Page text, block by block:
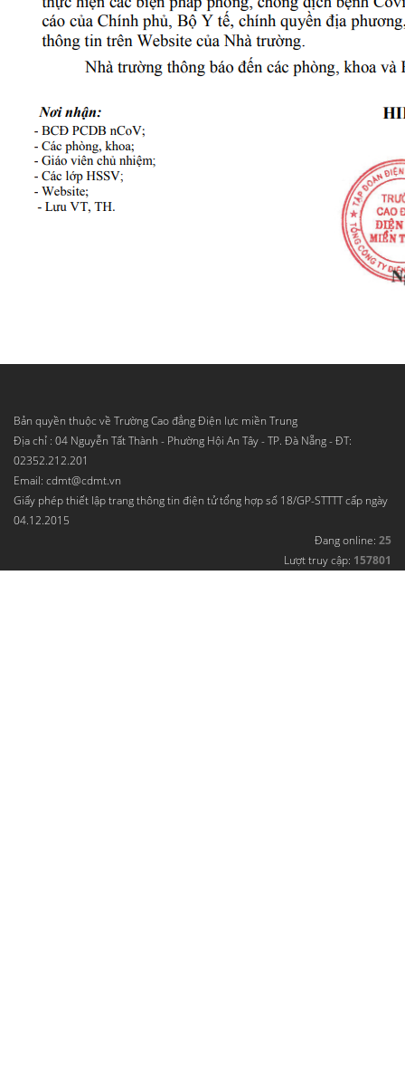
Bản quyền thuộc về Trường Cao đẳng Điện lực miền Trung
Địa chỉ : 04 Nguyễn Tất Thành - Phường Hội An Tây - TP. Đà Nẵng - ĐT:
02352.212.201
Email: cdmt@cdmt.vn
Giấy phép thiết lập trang thông tin điện tử tổng hợp số 18/GP-STTTT cấp ngày
04.12.2015
Đang online: 25
Lượt truy cập: 157801